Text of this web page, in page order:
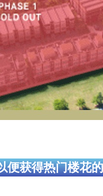
便获得热门楼花